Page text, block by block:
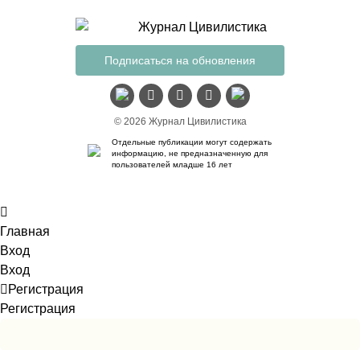
Подписаться на обновления
© 2026 Журнал Цивилистика
Отдельные публикации могут содержать
информацию, не предназначенную для
пользователей младше 16 лет
Главная
Вход
Вход
Регистрация
Регистрация